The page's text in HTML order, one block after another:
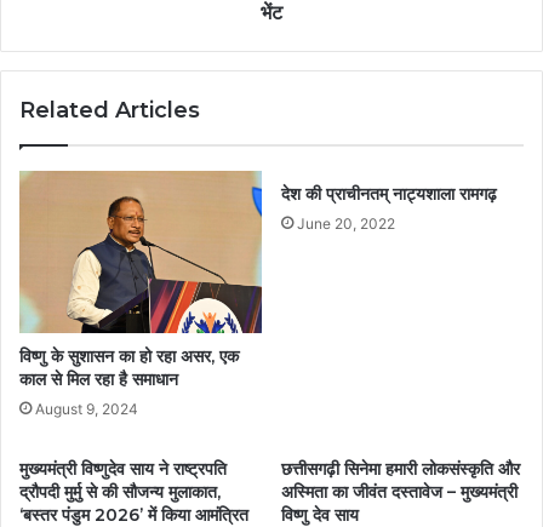
भेंट
Related Articles
विष्णु के सुशासन का हो रहा असर, एक
काल से मिल रहा है समाधान
August 9, 2024
देश की प्राचीनतम् नाट्यशाला रामगढ़
June 20, 2022
मुख्यमंत्री विष्णुदेव साय ने राष्ट्रपति
द्रौपदी मुर्मु से की सौजन्य मुलाकात,
‘बस्तर पंडुम 2026’ में किया आमंत्रित
छत्तीसगढ़ी सिनेमा हमारी लोकसंस्कृति और
अस्मिता का जीवंत दस्तावेज – मुख्यमंत्री
विष्णु देव साय